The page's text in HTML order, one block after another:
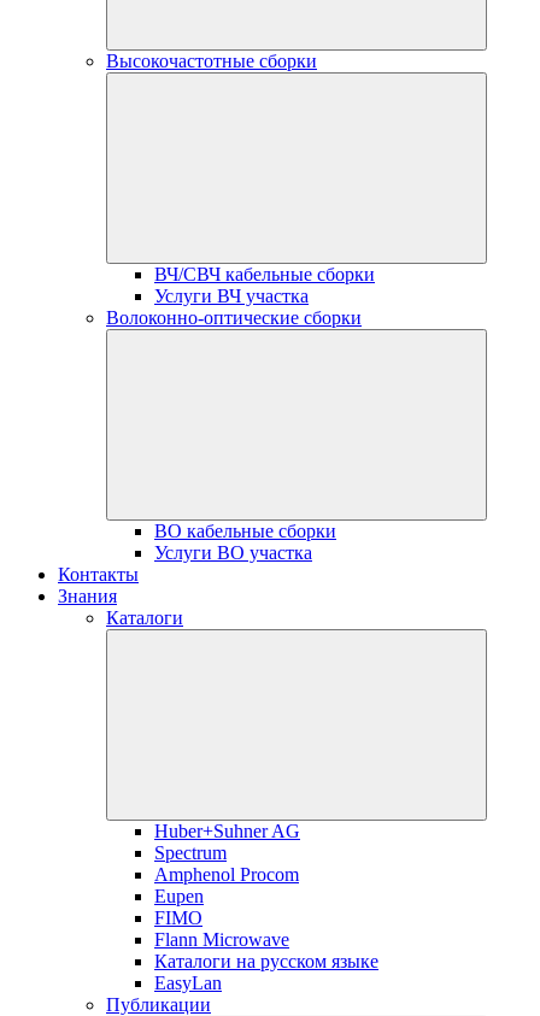
Высокочастотные сборки
ВЧ/СВЧ кабельные сборки
Услуги ВЧ участка
Волоконно-оптические сборки
ВО кабельные сборки
Услуги ВО участка
Контакты
Знания
Каталоги
Huber+Suhner AG
Spectrum
Amphenol Procom
Eupen
FIMO
Flann Microwave
Каталоги на русском языке
EasyLan
Публикации